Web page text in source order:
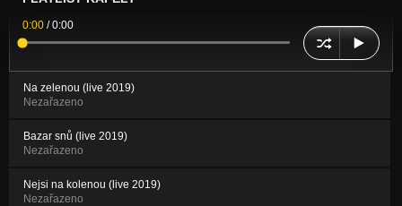
0:00 /0:00
Na zelenou (live 2019)
Nezařazeno
Bazar snů (live 2019)
Nezařazeno
Nejsi na kolenou (live 2019)
Nezařazeno